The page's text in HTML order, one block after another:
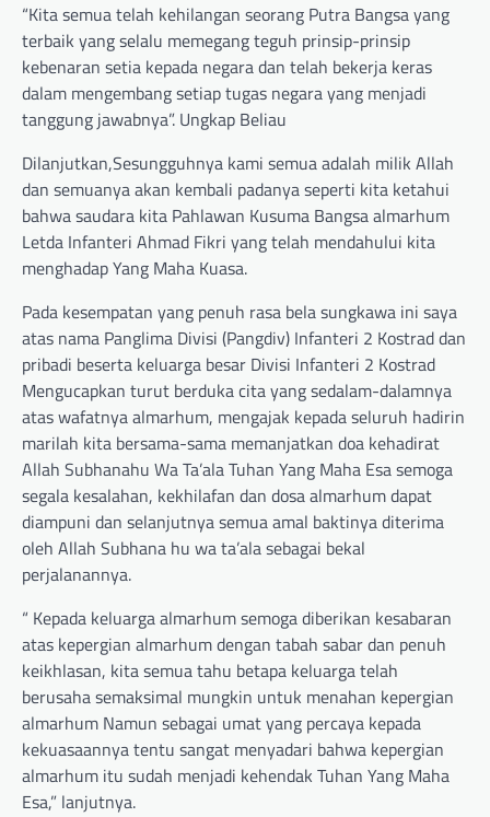
“Kita semua telah kehilangan seorang Putra Bangsa yang
terbaik yang selalu memegang teguh prinsip-prinsip
kebenaran setia kepada negara dan telah bekerja keras
dalam mengembang setiap tugas negara yang menjadi
tanggung jawabnya”. Ungkap Beliau
Dilanjutkan,Sesungguhnya kami semua adalah milik Allah
dan semuanya akan kembali padanya seperti kita ketahui
bahwa saudara kita Pahlawan Kusuma Bangsa almarhum
Letda Infanteri Ahmad Fikri yang telah mendahului kita
menghadap Yang Maha Kuasa.
Pada kesempatan yang penuh rasa bela sungkawa ini saya
atas nama Panglima Divisi (Pangdiv) Infanteri 2 Kostrad dan
pribadi beserta keluarga besar Divisi Infanteri 2 Kostrad
Mengucapkan turut berduka cita yang sedalam-dalamnya
atas wafatnya almarhum, mengajak kepada seluruh hadirin
marilah kita bersama-sama memanjatkan doa kehadirat
Allah Subhanahu Wa Ta’ala Tuhan Yang Maha Esa semoga
segala kesalahan, kekhilafan dan dosa almarhum dapat
diampuni dan selanjutnya semua amal baktinya diterima
oleh Allah Subhana hu wa ta’ala sebagai bekal
perjalanannya.
“ Kepada keluarga almarhum semoga diberikan kesabaran
atas kepergian almarhum dengan tabah sabar dan penuh
keikhlasan, kita semua tahu betapa keluarga telah
berusaha semaksimal mungkin untuk menahan kepergian
almarhum Namun sebagai umat yang percaya kepada
kekuasaannya tentu sangat menyadari bahwa kepergian
almarhum itu sudah menjadi kehendak Tuhan Yang Maha
Esa,” lanjutnya.